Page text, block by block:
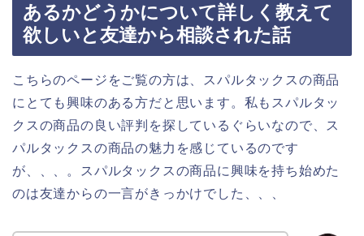
あるかどうかについて詳しく教えて
欲しいと友達から相談された話
こちらのページをご覧の方は、スパルタックスの商品
にとても興味のある方だと思います。私もスパルタッ
クスの商品の良い評判を探しているぐらいなので、ス
パルタックスの商品の魅力を感じているのです
が、、、。スパルタックスの商品に興味を持ち始めた
のは友達からの一言がきっかけでした、、、